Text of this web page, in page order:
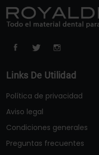
Links De Utilidad
Política de privacidad
Aviso legal
Condiciones generales
Preguntas frecuentes